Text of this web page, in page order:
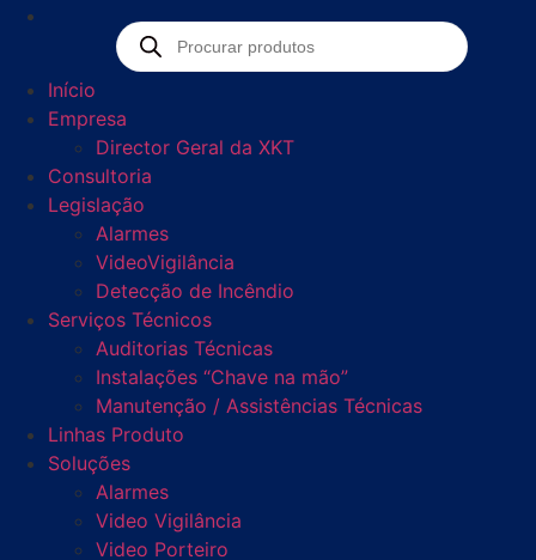
Início
Empresa
Director Geral da XKT
Consultoria
Legislação
Alarmes
VideoVigilância
Detecção de Incêndio
Serviços Técnicos
Auditorias Técnicas
Instalações “Chave na mão”
Manutenção / Assistências Técnicas
Linhas Produto
Soluções
Alarmes
Video Vigilância
Video Porteiro